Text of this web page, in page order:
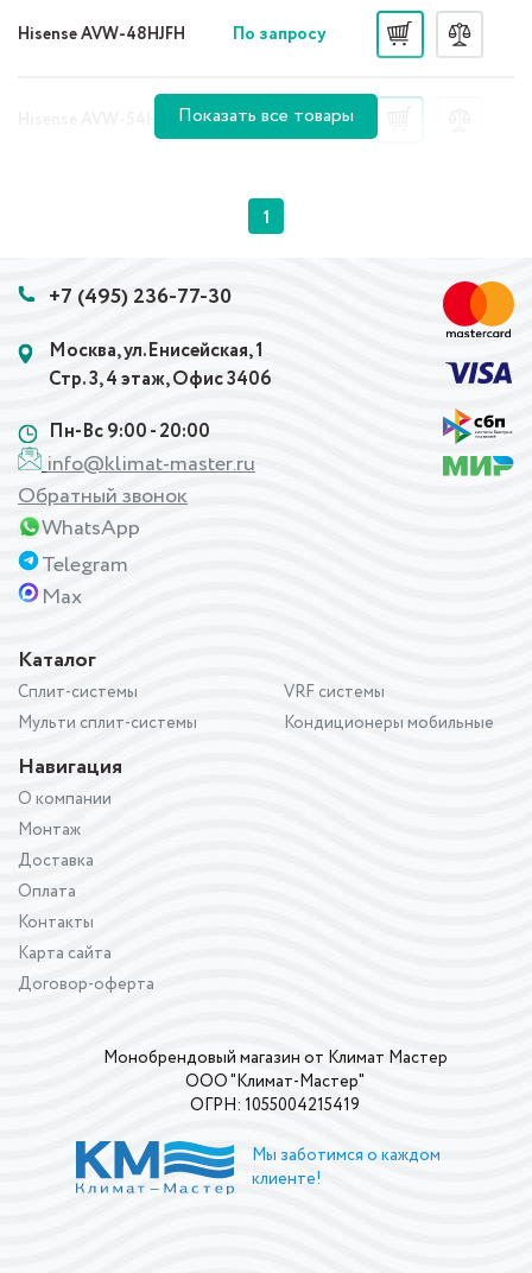
Hisense AVW-48HJFH По запросу
Hisense AVW-54HJFH По запросу
Показать все товары
1
Каталог
Сплит-системы
Мульти сплит-системы
VRF системы
Кондиционеры мобильные
Навигация
О компании
Монтаж
Доставка
Оплата
Контакты
Карта сайта
Договор-оферта
+7 (495) 236-77-30
Москва, ул.Енисейская, 1
Стр. 3, 4 этаж, Офис 3406
Пн-Вс 9:00 - 20:00
info@klimat-master.ru
Обратный звонок
WhatsApp
Telegram
Max
Монобрендовый магазин от Климат Мастер
ООО "Климат-Мастер"
ОГРН: 1055004215419
Мы заботимся о каждом
клиенте!